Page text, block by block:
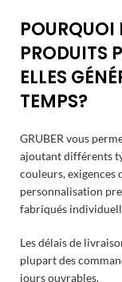
POURQUOI
PRODUITS
ELLES
TEMPS?
GRUBER vous
ajoutant différents
couleurs, exigences
personnalisation
fabriqués
Les délais de
plupart des
jours ouvrables.